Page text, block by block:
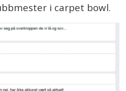
i carpet bowl.